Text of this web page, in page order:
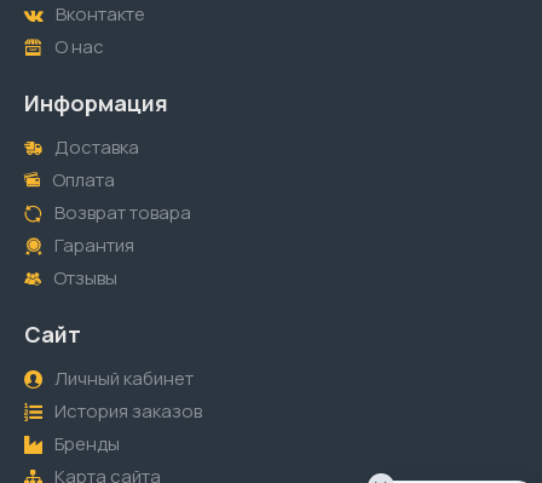
Вконтакте
О нас
Информация
Доставка
Оплата
Возврат товара
Гарантия
Отзывы
Сайт
Личный кабинет
История заказов
Бренды
Карта сайта